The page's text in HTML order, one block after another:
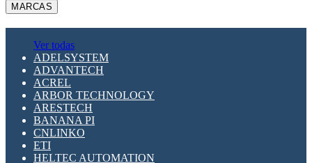
MARCAS
Ver todas
ADELSYSTEM
ADVANTECH
ACREL
ARBOR TECHNOLOGY
ARESTECH
BANANA PI
CNLINKO
ETI
HELTEC AUTOMATION